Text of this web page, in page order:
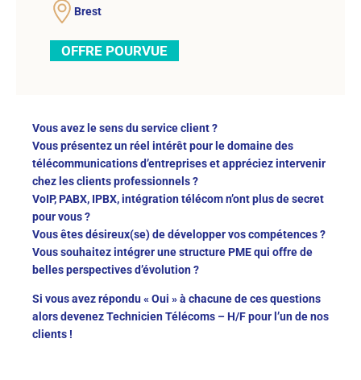
Brest
OFFRE POURVUE
Vous avez le sens du service client ?
Vous présentez un réel intérêt pour le domaine des
télécommunications d’entreprises et appréciez intervenir
chez les clients professionnels ?
VoIP, PABX, IPBX, intégration télécom n’ont plus de secret
pour vous ?
Vous êtes désireux(se) de développer vos compétences ?
Vous souhaitez intégrer une structure PME qui offre de
belles perspectives d’évolution ?
Si vous avez répondu « Oui » à chacune de ces questions
alors devenez Technicien Télécoms – H/F pour l’un de nos
clients !